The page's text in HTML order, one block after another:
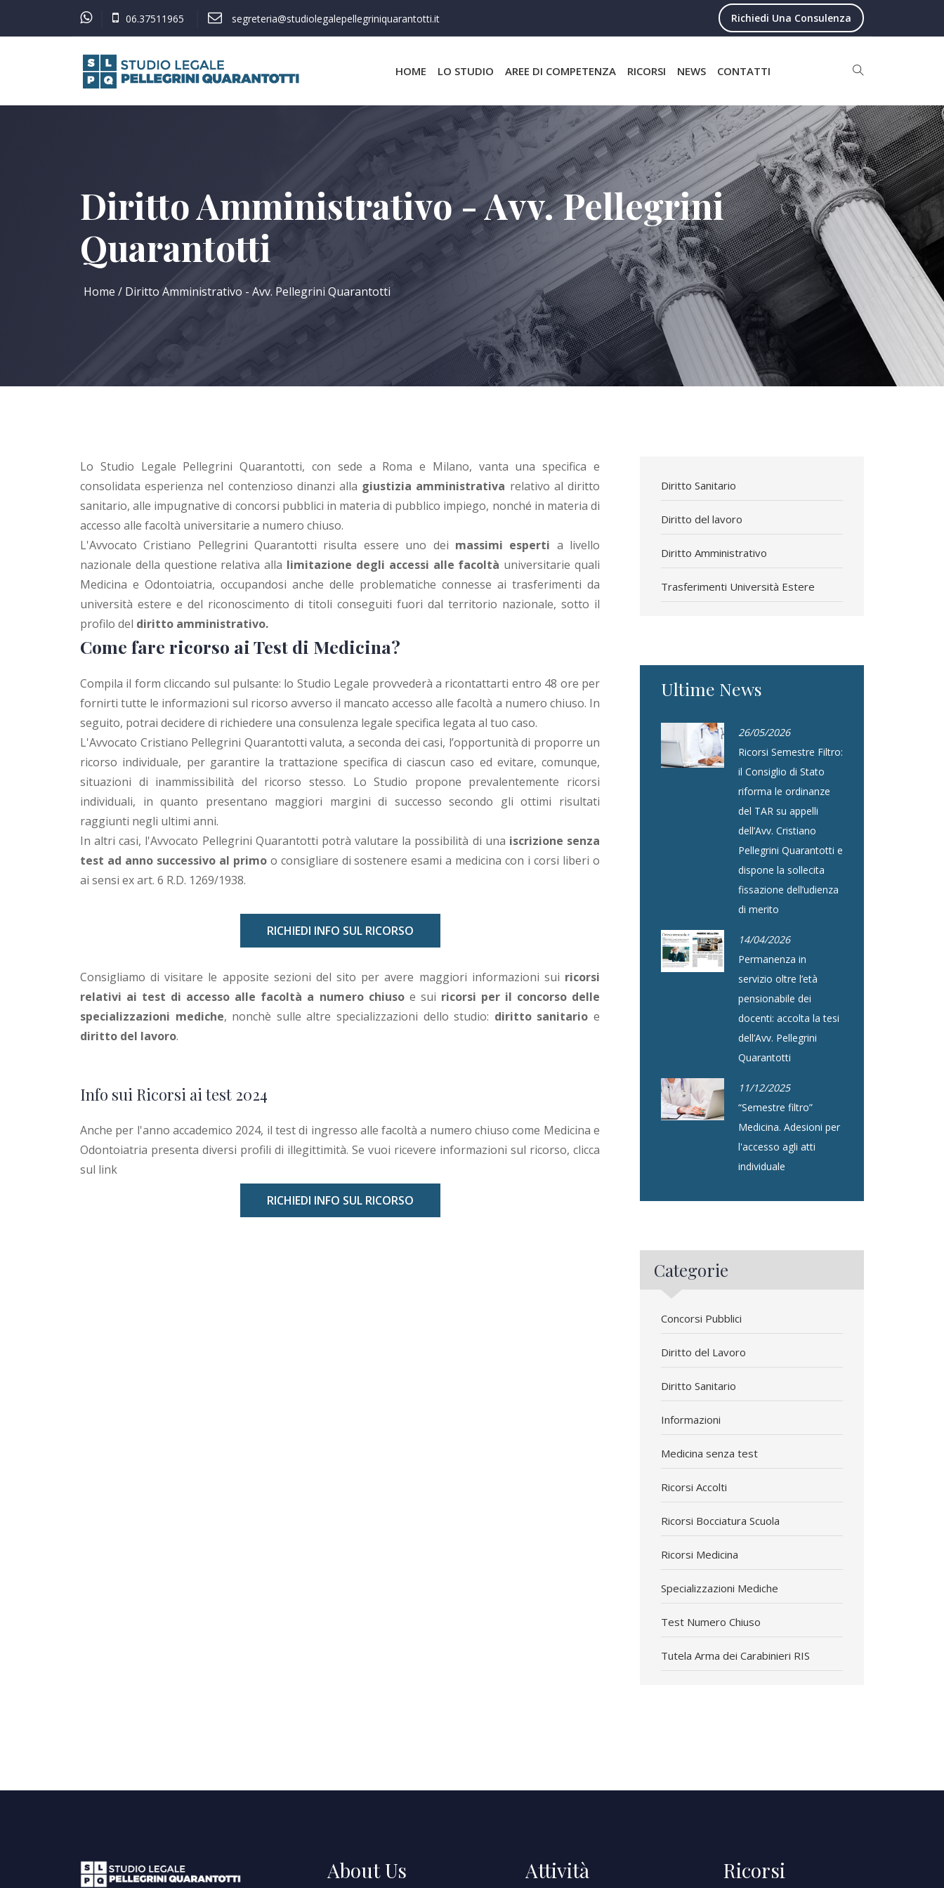
06.37511965 segreteria@studiolegalepellegriniquarantotti.it Richiedi Una Consulenza
HOME LO STUDIO AREE DI COMPETENZA RICORSI NEWS CONTATTI
Diritto Amministrativo - Avv. Pellegrini
Quarantotti
Home Diritto Amministrativo - Avv. Pellegrini Quarantotti
Lo Studio Legale Pellegrini Quarantotti, con sede a Roma e Milano, vanta una specifica e
consolidata esperienza nel contenzioso dinanzi alla giustizia amministrativa relativo al diritto
sanitario, alle impugnative di concorsi pubblici in materia di pubblico impiego, nonché in materia di
accesso alle facoltà universitarie a numero chiuso.
L'Avvocato Cristiano Pellegrini Quarantotti risulta essere uno dei massimi esperti a livello
nazionale della questione relativa alla limitazione degli accessi alle facoltà universitarie quali
Medicina e Odontoiatria, occupandosi anche delle problematiche connesse ai trasferimenti da
università estere e del riconoscimento di titoli conseguiti fuori dal territorio nazionale, sotto il
profilo del diritto amministrativo.
Come fare ricorso ai Test di Medicina?
Compila il form cliccando sul pulsante: lo Studio Legale provvederà a ricontattarti entro 48 ore per
fornirti tutte le informazioni sul ricorso avverso il mancato accesso alle facoltà a numero chiuso. In
seguito, potrai decidere di richiedere una consulenza legale specifica legata al tuo caso.
L'Avvocato Cristiano Pellegrini Quarantotti valuta, a seconda dei casi, l’opportunità di proporre un
ricorso individuale, per garantire la trattazione specifica di ciascun caso ed evitare, comunque,
situazioni di inammissibilità del ricorso stesso. Lo Studio propone prevalentemente ricorsi
individuali, in quanto presentano maggiori margini di successo secondo gli ottimi risultati
raggiunti negli ultimi anni.
In altri casi, l'Avvocato Pellegrini Quarantotti potrà valutare la possibilità di una iscrizione senza
test ad anno successivo al primoo consigliare di sostenere esami a medicina con i corsi liberi o
ai sensi ex art. 6 R.D. 1269/1938.
RICHIEDI INFO SUL RICORSO
Consigliamo di visitare le apposite sezioni del sito per avere maggiori informazioni sui ricorsi
relativi ai test di accesso alle facoltà a numero chiusoe sui ricorsi per il concorso delle
specializzazioni mediche, nonchè sulle altre specializzazioni dello studio: diritto sanitario e
diritto del lavoro.
Info sui Ricorsi ai test 2024
Anche per l'anno accademico 2024, il test di ingresso alle facoltà a numero chiuso come Medicina e
Odontoiatria presenta diversi profili di illegittimità. Se vuoi ricevere informazioni sul ricorso, clicca
sul link
RICHIEDI INFO SUL RICORSO
Diritto Sanitario
Diritto del lavoro
Diritto Amministrativo
Trasferimenti Università Estere
Ultime News
26/05/2026
Ricorsi Semestre Filtro:
il Consiglio di Stato
riforma le ordinanze
del TAR su appelli
dell’Avv. Cristiano
Pellegrini Quarantotti e
dispone la sollecita
fissazione dell’udienza
di merito
14/04/2026
Permanenza in
servizio oltre l’età
pensionabile dei
docenti: accolta la tesi
dell’Avv. Pellegrini
Quarantotti
11/12/2025
“Semestre filtro”
Medicina. Adesioni per
l'accesso agli atti
individuale
Categorie
Concorsi Pubblici
Diritto del Lavoro
Diritto Sanitario
Informazioni
Medicina senza test
Ricorsi Accolti
Ricorsi Bocciatura Scuola
Ricorsi Medicina
Specializzazioni Mediche
Test Numero Chiuso
Tutela Arma dei Carabinieri RIS
About Us Attività Ricorsi